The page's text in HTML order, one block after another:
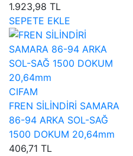
1.923,98 TL
SEPETE EKLE
CIFAM
FREN SİLİNDİRİ SAMARA
86-94 ARKA SOL-SAĞ
1500 DOKUM 20,64mm
406,71 TL